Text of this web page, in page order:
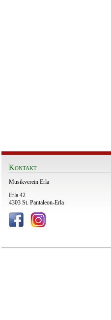
Kontakt
Musikverein Erla
Erla 42
4303 St. Pantaleon-Erla